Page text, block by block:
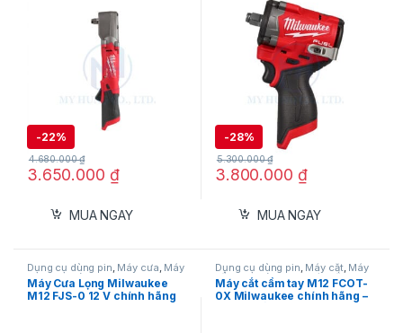
Mục lục
Tính Năng Nổi Bật
Thông Số Kỹ Thuật
Tính Năng Nổi Bật
-22%
3.650.000 ₫
4.680.000₫
MUA NGAY
-28%
3.800.000 ₫
5.300.000₫
MUA NGAY
Dụng cụ dùng pin Máy cưa Máy
cưa lọng dùng pin,Milwaukee
Máy Cưa Lọng Milwaukee
M12 FJS-0 12 V chính hãng
Dụng cụ dùng pin Máy cắt, Máy
cắt gạch dùng pin, Máy cắt kim
loại dùng pin,Máy cắt ống dùng
pin, Máy cắt sắt thép dùng pin
Máy cắt cầm tay M12 FCOT-
0X Milwaukee chính hãng –